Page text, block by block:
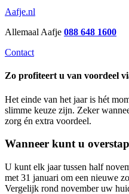
Aafje.nl
Allemaal Aafje 088 648 1600
Contact
Zo profiteert u van voordeel
Het einde van het jaar is hét
slimme keuze zijn. Zeker
zorg én extra voordeel.
Wanneer kunt u
U kunt elk jaar tussen half
met 31 januari om een nieuwe
Vergelijk rond november uw